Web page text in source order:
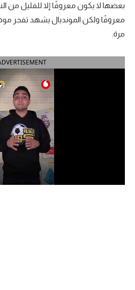
الدوري الإيطالي
الدوري التركي
الدوري السعودي للمحترفين
دوري أبطال إفريقيا
بعضها لا يكون معروفًا إلا للقليل من
معروفًا ولكن المونديال يشهد تفجر
مرة.